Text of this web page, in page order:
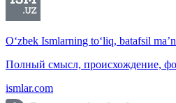
O‘zbek Ismlarning to‘liq, batafsil
Полный смысл, происхождение,
ismlar.com